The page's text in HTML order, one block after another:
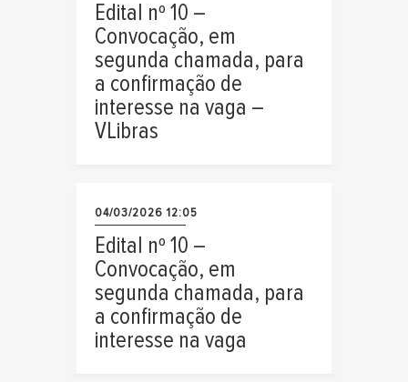
Edital nº 10 –
Convocação, em
segunda chamada, para
a confirmação de
interesse na vaga –
VLibras
04/03/2026 12:05
Edital nº 10 –
Convocação, em
segunda chamada, para
a confirmação de
interesse na vaga